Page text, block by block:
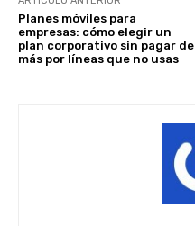
Planes móviles para
empresas: cómo elegir un
plan corporativo sin pagar de
más por líneas que no usas